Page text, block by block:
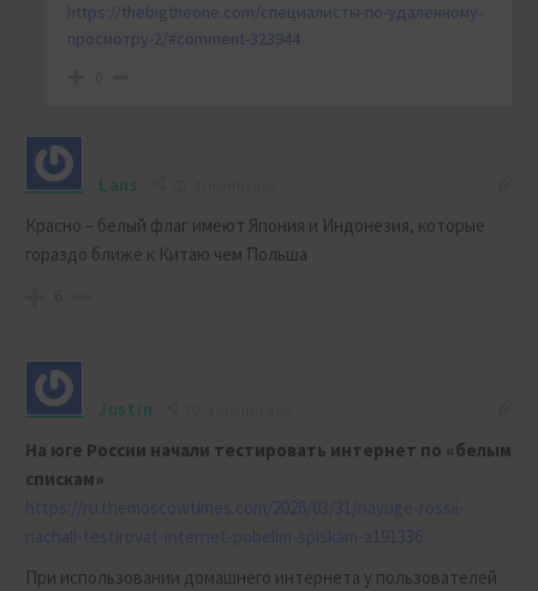
https://thebigtheone.com/специалисты-по-удаленному-
просмотру-2/#comment-323944
Lans
Красно – белый флаг имеют Япония и Индонезия, которые
гораздо ближе к Китаю чем Польша
6
Justin
На юге России начали тестировать интернет по «белым
спискам»
https://ru.themoscowtimes.com/2026/03/31/nayuge-rossii-
nachali-testirovat-internet-pobelim-spiskam-a191336
При использовании домашнего интернета у пользователей